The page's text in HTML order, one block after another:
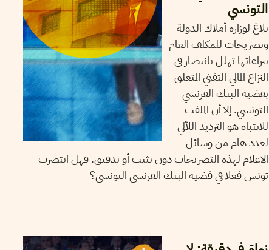
التونسي
بلاغ لوزارة أملاك الدولة
وتصريحات للمكلف العام
بنزاعاتها تهلل بانتصار في
النزاع المالي التقني المتعلق
بقضية البنك الفرنسي
التونسي. إلا أن الملفت
للانتباه هو الترديد اللآلي
لعدد هام من وسائل
الاعلام لهذه التصريحات دون تثبت أو تدقيق. فهل انتصرت
تونس فعلا في قضية البنك الفرنسي التونسي؟